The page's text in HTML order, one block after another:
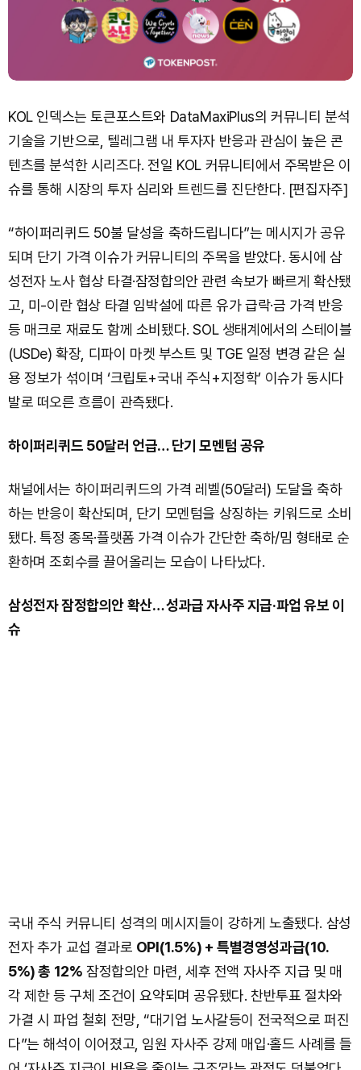
KOL 인덱스는 토큰포스트와 DataMaxiPlus의 커뮤니티 분석
기술을 기반으로, 텔레그램 내 투자자 반응과 관심이 높은 콘
텐츠를 분석한 시리즈다. 전일 KOL 커뮤니티에서 주목받은 이
슈를 통해 시장의 투자 심리와 트렌드를 진단한다. [편집자주]
“하이퍼리퀴드 50불 달성을 축하드립니다”는 메시지가 공유
되며 단기 가격 이슈가 커뮤니티의 주목을 받았다. 동시에 삼
성전자 노사 협상 타결·잠정합의안 관련 속보가 빠르게 확산됐
고, 미-이란 협상 타결 임박설에 따른 유가 급락·금 가격 반응
등 매크로 재료도 함께 소비됐다. SOL 생태계에서의 스테이블
(USDe) 확장, 디파이 마켓 부스트 및 TGE 일정 변경 같은 실
용 정보가 섞이며 ‘크립토+국내 주식+지정학’ 이슈가 동시다
발로 떠오른 흐름이 관측됐다.
하이퍼리퀴드 50달러 언급… 단기 모멘텀 공유
채널에서는 하이퍼리퀴드의 가격 레벨(50달러) 도달을 축하
하는 반응이 확산되며, 단기 모멘텀을 상징하는 키워드로 소비
됐다. 특정 종목·플랫폼 가격 이슈가 간단한 축하/밈 형태로 순
환하며 조회수를 끌어올리는 모습이 나타났다.
삼성전자 잠정합의안 확산… 성과급 자사주 지급·파업 유보 이
슈
국내 주식 커뮤니티 성격의 메시지들이 강하게 노출됐다. 삼성
전자 추가 교섭 결과로 OPI(1.5%) + 특별경영성과급(10.
5%) 총 12% 잠정합의안 마련, 세후 전액 자사주 지급 및 매
각 제한 등 구체 조건이 요약되며 공유됐다. 찬반투표 절차와
가결 시 파업 철회 전망, “대기업 노사갈등이 전국적으로 퍼진
다”는 해석이 이어졌고, 임원 자사주 강제 매입·홀드 사례를 들